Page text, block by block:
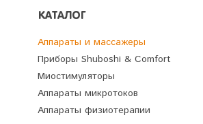
КАТАЛОГ
Аппараты и массажеры
Приборы Shuboshi & Comfort
Миостимуляторы
Аппараты микротоков
Аппараты физиотерапии